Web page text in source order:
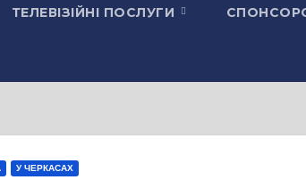
ТЕЛЕВІЗІЙНІ ПОСЛУГИ
У ЧЕРКАСАХ